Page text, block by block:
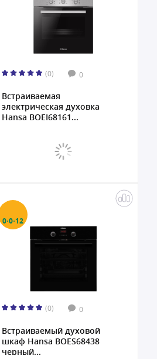
(0) 0
Встраиваемая
электрическая духовка
Hansa BOEI68161...
0·0·12
(0) 0
Встраиваемый духовой
шкаф Hansa BOES68438
черный...